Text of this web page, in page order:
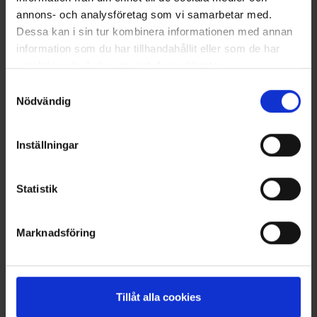
annons- och analysföretag som vi samarbetar med.
Dessa kan i sin tur kombinera informationen med annan
information som du har tillhandahållit eller som de har
samlat in när du har använt deras tjänster.
Nödvändig
Inställningar
Statistik
Marknadsföring
Tillåt alla cookies
Tragegriffen 60er-Pack
3,95 €
Ähnliche Produkte